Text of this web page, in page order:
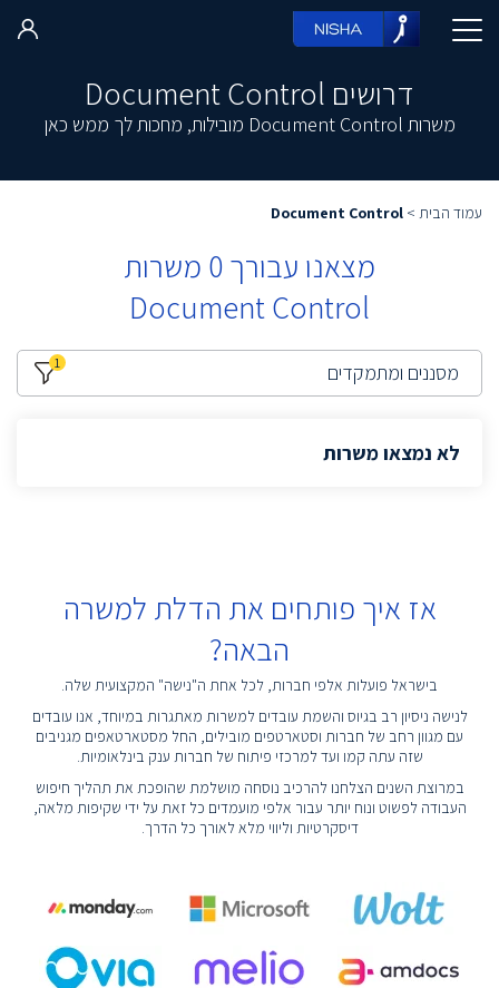
דרושים Document Control
משרות Document Control מובילות, מחכות לך ממש כאן
עמוד הבית >
Document Control
מצאנו עבורך0 משרות
Document Control
מסננים ומתמקדים 1
לא נמצאו משרות
אז איך פותחים את הדלת למשרה
הבאה?
בישראל פועלות אלפי חברות, לכל אחת ה"נישה" המקצועית שלה.
לנישה ניסיון רב בגיוס והשמת עובדים למשרות מאתגרות במיוחד, אנו עובדים
עם מגוון רחב של חברות וסטארטפים מובילים, החל מסטארטאפים מגניבים
שזה עתה קמו ועד למרכזי פיתוח של חברות ענק בינלאומיות.
במרוצת השנים הצלחנו להרכיב נוסחה מושלמת שהופכת את תהליך חיפוש
העבודה לפשוט ונוח יותר עבור אלפי מועמדים כל זאת על ידי שקיפות מלאה,
דיסקרטיות וליווי מלא לאורך כל הדרך.